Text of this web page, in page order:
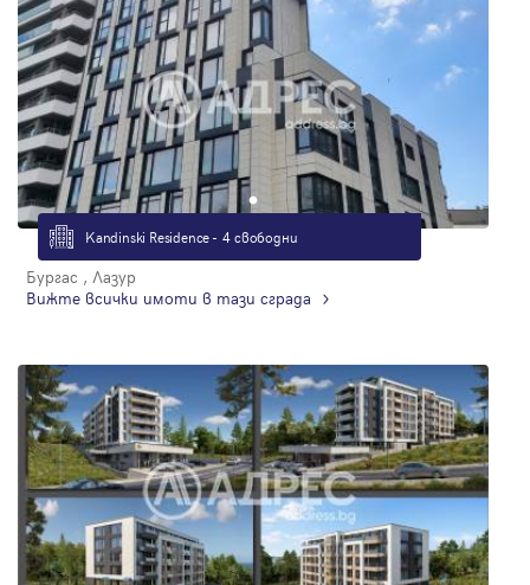
Kandinski Residence - 4 свободни
Бургас , Лазур
Вижте всички имоти в тази сграда